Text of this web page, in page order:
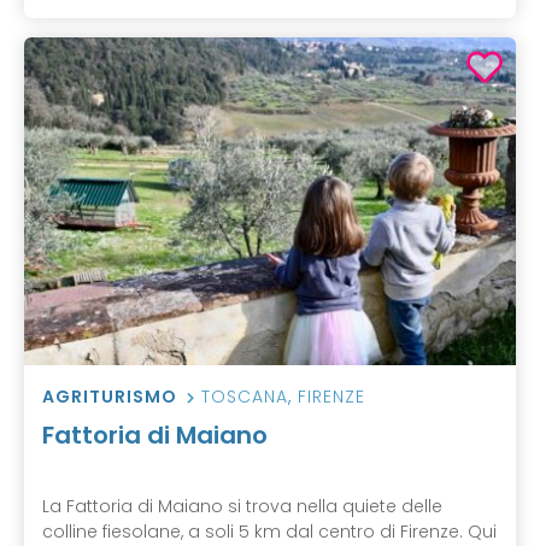
AGRITURISMO TOSCANA, FIRENZE
Fattoria di Maiano
La Fattoria di Maiano si trova nella quiete delle
colline fiesolane, a soli 5 km dal centro di Firenze. Qui